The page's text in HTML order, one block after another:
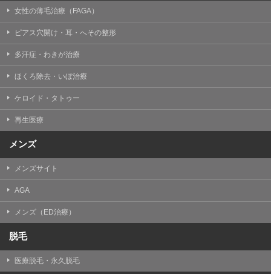
女性の薄毛治療（FAGA）
ピアス穴開け・耳・へその整形
多汗症・わきが治療
ほくろ除去・いぼ治療
ケロイド・タトゥー
再生医療
メンズ
メンズサイト
AGA
メンズ（ED治療）
脱毛
医療脱毛・永久脱毛